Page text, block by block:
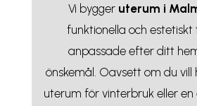
Vi bygger uterum i
funktionella och estetiskt
anpassade efter ditt
önskemål. Oavsett om du
uterum för vinterbruk eller en